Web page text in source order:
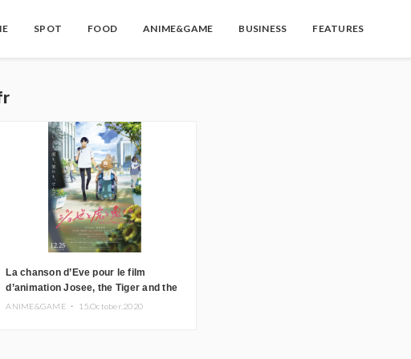
SPOT FOOD ANIME&GAME BUSINESS FEATURES
La chanson d’Eve pour le film
d’animation Josee, the Tiger and the
Fish disponible dans la nouvelle
ANIME&GAME ・ 15.October.2020